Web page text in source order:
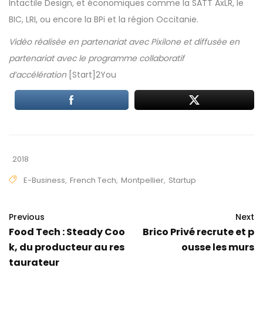
Intactile Design, et économiques comme la SATT AxLR, le
BIC, LRI, ou encore la BPi et la région Occitanie.
Vidéo réalisée en partenariat avec Pixiloneet diffusée en
partenariat avec le programme collaboratif
d’accélération [Start]2You
2018
E-Business, French Tech, Montpellier, Startup
Previous
Food Tech : Steady Coo
k, du producteur au res
taurateur
Next
Brico Privé recrute et p
ousse les murs